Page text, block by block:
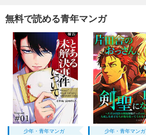
無料で読める青年マンガ
少年・青年マンガ 少年・青年マンガ